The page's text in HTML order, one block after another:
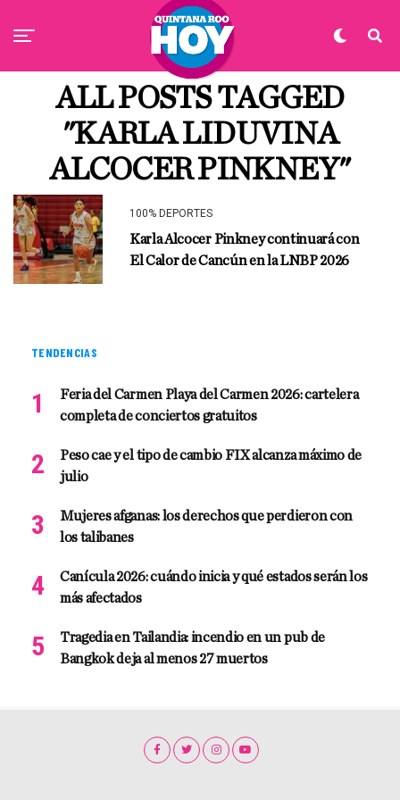
ALL POSTS TAGGED
"KARLA LIDUVINA
ALCOCER PINKNEY"
100% DEPORTES
Karla Alcocer Pinkney continuará con
El Calor de Cancún en la LNBP 2026
TENDENCIAS
Feria del Carmen Playa del Carmen 2026: cartelera
completa de conciertos gratuitos
Peso cae y el tipo de cambio FIX alcanza máximo de
julio
Mujeres afganas: los derechos que perdieron con
los talibanes
Canícula 2026: cuándo inicia y qué estados serán los
más afectados
Tragedia en Tailandia: incendio en un pub de
Bangkok deja al menos 27 muertos